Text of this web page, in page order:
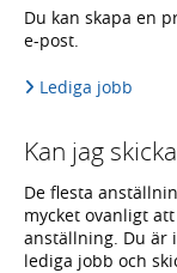
Du kan skapa en
e-post.
Lediga jobb
Kan jag
De flesta
mycket ovanligt
anställning. Du är
lediga jobb och